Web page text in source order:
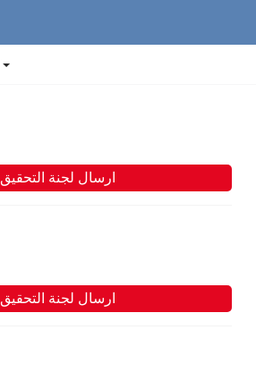
ارسال لجنة التحقيق
ارسال لجنة التحقيق